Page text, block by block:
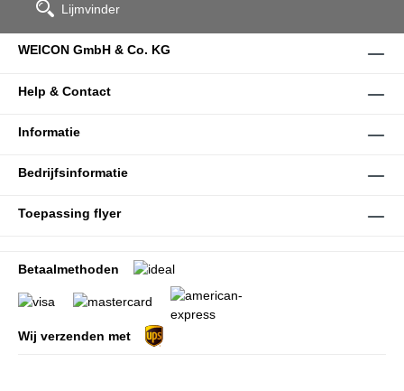
Lijmvinder
WEICON GmbH & Co. KG
Help & Contact
Informatie
Bedrijfsinformatie
Toepassing flyer
Betaalmethoden
Wij verzenden met